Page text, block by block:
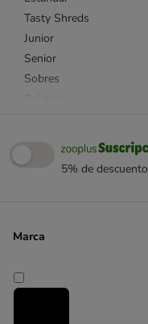
Tasty Shreds
Junior
Senior
Sobres
5% de descuento
Marca